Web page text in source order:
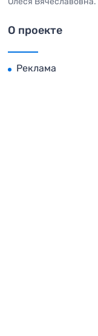
О проекте
Реклама